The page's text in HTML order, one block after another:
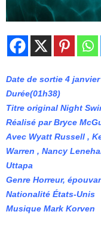
Date de sortie 4
Durée(01h38)
Titre original Night
Réalisé par Bryce
Avec Wyatt Russell ,
Warren , Nancy
Uttapa
Genre Horreur,
Nationalité États-Unis
Musique Mark Korven